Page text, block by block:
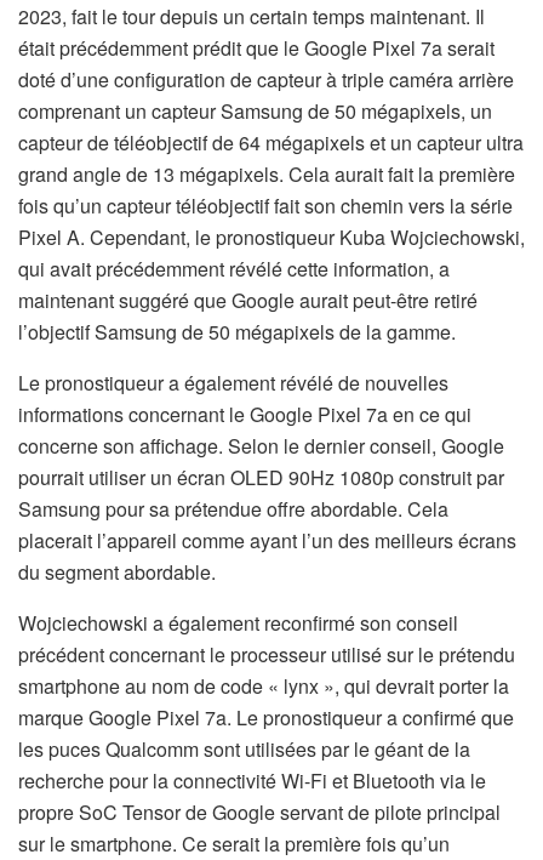
2023, fait le tour depuis un certain temps maintenant. Il
était précédemment prédit que le Google Pixel 7a serait
doté d’une configuration de capteur à triple caméra arrière
comprenant un capteur Samsung de 50 mégapixels, un
capteur de téléobjectif de 64 mégapixels et un capteur ultra
grand angle de 13 mégapixels. Cela aurait fait la première
fois qu’un capteur téléobjectif fait son chemin vers la série
Pixel A. Cependant, le pronostiqueur Kuba Wojciechowski,
qui avait précédemment révélé cette information, a
maintenant suggéré que Google aurait peut-être retiré
l’objectif Samsung de 50 mégapixels de la gamme.
Le pronostiqueur a également révélé de nouvelles
informations concernant le Google Pixel 7a en ce qui
concerne son affichage. Selon le dernier conseil, Google
pourrait utiliser un écran OLED 90Hz 1080p construit par
Samsung pour sa prétendue offre abordable. Cela
placerait l’appareil comme ayant l’un des meilleurs écrans
du segment abordable.
Wojciechowski a également reconfirmé son conseil
précédent concernant le processeur utilisé sur le prétendu
smartphone au nom de code « lynx », qui devrait porter la
marque Google Pixel 7a. Le pronostiqueur a confirmé que
les puces Qualcomm sont utilisées par le géant de la
recherche pour la connectivité Wi-Fi et Bluetooth via le
propre SoC Tensor de Google servant de pilote principal
sur le smartphone. Ce serait la première fois qu’un